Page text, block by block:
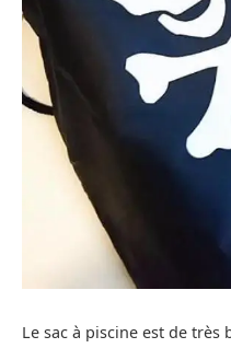
Le sac à piscine est de